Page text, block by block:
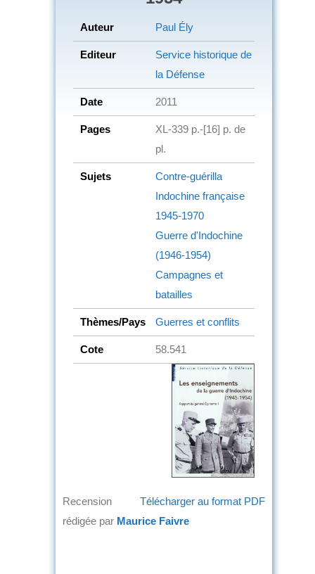
Auteur Paul Ély
Editeur
Service historique de
la Défense
Date 2011
Pages
XL-339 p.-[16] p. de
pl.
Sujets
Contre-guérilla
Indochine française
1945-1970
Guerre d'Indochine
(1946-1954)
Campagnes et
batailles
Thèmes/Pays Guerres et conflits
Cote 58.541
Télécharger au format PDF
Recension
rédigée par Maurice Faivre